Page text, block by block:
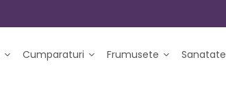
Cumparaturi Frumusete Sanatate